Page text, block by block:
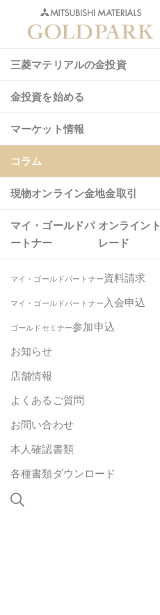
三菱マテリアルの金投資
金投資を始める
マーケット情報
コラム
現物オンライン金地金取引
マイ・ゴールドパ
ートナー
オンライント
レード
マイ・ゴールドパートナー資料請求
マイ・ゴールドパートナー 入会申込
ゴールドセミナー参加申込
お知らせ
店舗情報
よくあるご質問
お問い合わせ
本人確認書類
各種書類ダウンロード